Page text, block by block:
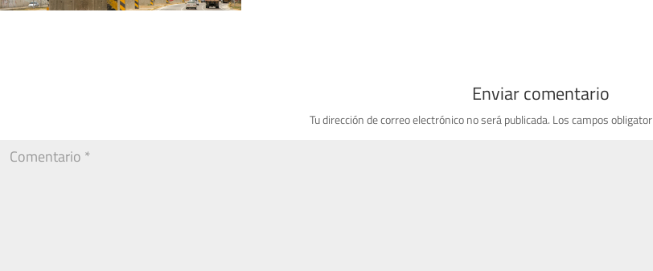
Enviar comentario
Tu dirección de correo electrónico no será publicada. Los campos